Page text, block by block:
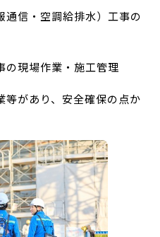
信・空調給排水）工事の
現場作業・施工管理
があり、安全確保の点か